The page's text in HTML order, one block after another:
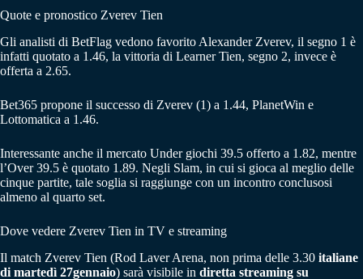
Quote e pronostico Zverev Tien
Gli analisti di BetFlag vedono favorito Alexander Zverev, il segno 1 è
infatti quotato a 1.46, la vittoria di Learner Tien, segno 2, invece è
offerta a 2.65.
Bet365 propone il successo di Zverev (1) a 1.44, PlanetWin e
Lottomatica a 1.46.
Interessante anche il mercato Under giochi 39.5 offerto a 1.82, mentre
l’Over 39.5 è quotato 1.89. Negli Slam, in cui si gioca al meglio delle
cinque partite, tale soglia si raggiunge con un incontro conclusosi
almeno al quarto set.
Dove vedere Zverev Tien in TV e streaming
Il match Zverev Tien (Rod Laver Arena, non prima delle 3.30 italiane
di martedì 27gennaio) sarà visibile in diretta streaming su